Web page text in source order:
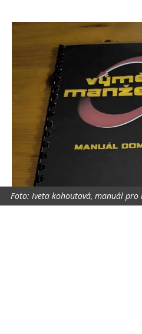
Foto: Iveta kohoutová, manuál pro